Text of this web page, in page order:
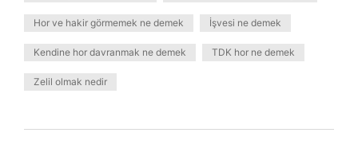
Hor ve hakir görmemek ne demek İşvesi ne demek
Kendine hor davranmak ne demek TDK hor ne demek
Zelil olmak nedir